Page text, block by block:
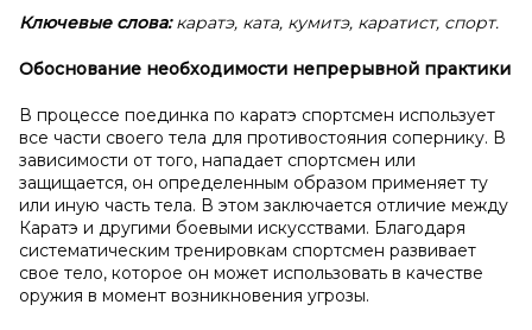
Ключевые слова:каратэ, ката, кумитэ, каратист, спорт.
Обоснование необходимости непрерывной практики
В процессе поединка по каратэ спортсмен использует
все части своего тела для противостояния сопернику. В
зависимости от того, нападает спортсмен или
защищается, он определенным образом применяет ту
или иную часть тела. В этом заключается отличие между
Каратэ и другими боевыми искусствами. Благодаря
систематическим тренировкам спортсмен развивает
свое тело, которое он может использовать в качестве
оружия в момент возникновения угрозы.